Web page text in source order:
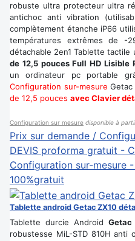
robuste ultra protecteur ultra
antichoc anti vibration
complètement étanche iP66
températures extrêmes de -
détachable 2en1 Tablette tactile
de 12,5 pouces Full HD Lisible
un ordinateur pc portable
Configuration sur-mesure
de 12,5 pouces avec Clavier
Configuration sur mesure disponible à
Prix sur demande /
DEVIS proforma gratuit -
Configuration sur-mesure
100%gratuit
Tablette android Getac ZX10
Tablette durcie Android
robustesse MiL-STD 810H anti